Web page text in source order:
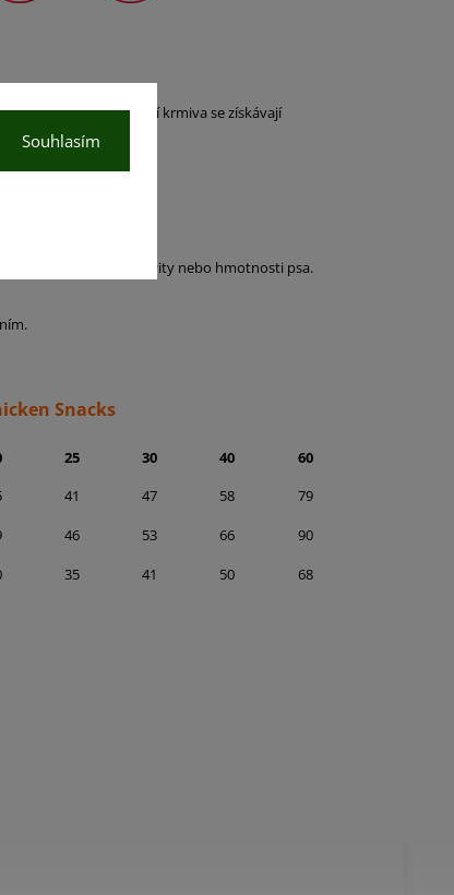
Souhlasím
studena, dehydratací krmiva se získávají
úrovně fyzické aktivity nebo hmotnosti psa.
Snacks
25 30 40
60
41 47 58
79
46 53 66
90
35 41 50 68